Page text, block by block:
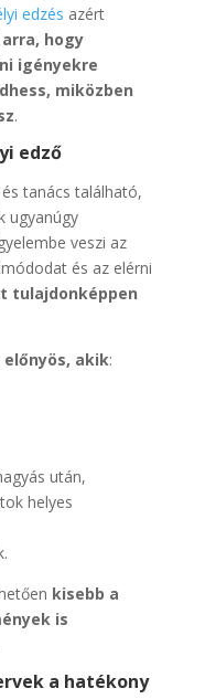
edzés azért
hogy
igényekre
miközben
.
edző
tanács található,
ugyanúgy
veszi az
és az elérni
tulajdonképpen
akik:
után,
helyes
kisebb a
is
a hatékony